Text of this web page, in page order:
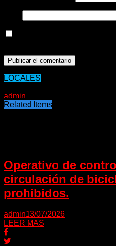
LOCALES
admin
Related Items
Operativo de
circulación de
prohibidos.
admin13/07/2026
LEER MAS